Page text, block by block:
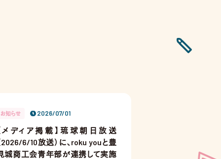
お知らせ 2026/07/01
メディア掲載】琉球朝日放送
2026/6/10放送）に、roku youと豊
城商工会青年部が連携して実施